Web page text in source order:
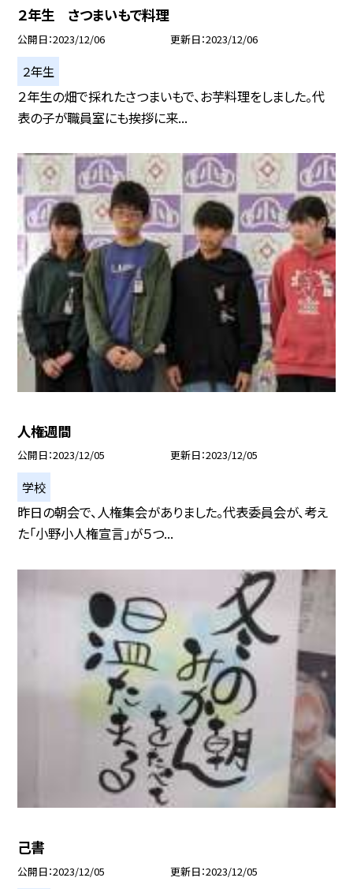
２年生 さつまいもで料理
公開日 2023/12/06 更新日 2023/12/06
２年生
２年生の畑で採れたさつまいもで、お芋料理をしました。代
表の子が職員室にも挨拶に来...
人権週間
公開日 2023/12/05 更新日 2023/12/05
学校
昨日の朝会で、人権集会がありました。代表委員会が、考え
た「小野小人権宣言」が５つ...
己書
公開日 2023/12/05 更新日 2023/12/05